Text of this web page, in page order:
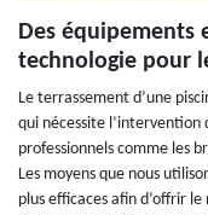
Des équipements
technologie pour
Le terrassement d’une
qui nécessite l’intervention
professionnels comme les
Les moyens que nous
plus efficaces afin d’offrir